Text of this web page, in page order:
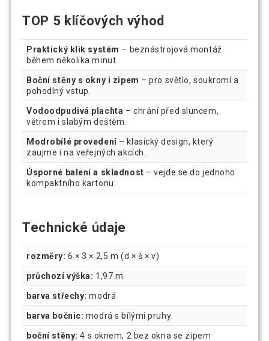
TOP 5 klíčových výhod
Praktický klik systém – beznástrojová montáž
během několika minut.
Boční stěny s okny i zipem – pro světlo, soukromí a
pohodlný vstup.
Vodoodpudivá plachta – chrání před sluncem,
větrem i slabým deštěm.
Modrobílé provedení– klasický design, který
zaujme i na veřejných akcích.
Úsporné balení a skladnost – vejde se do jednoho
kompaktního kartonu.
Technické údaje
rozměry: 6 × 3 × 2,5 m (d × š × v)
průchozí výška: 1,97 m
barva střechy: modrá
barva bočnic: modrá s bílými pruhy
boční stěny: 4 s oknem, 2 bez okna se zipem